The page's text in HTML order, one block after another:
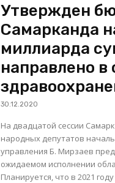
Утвержден
Самарканда
миллиарда
направлено в
30.12.2020
На двадцатой сессии
народных депутатов
управления Б. Мирзаев
ожидаемом исполнении
Планируется, что в 2021